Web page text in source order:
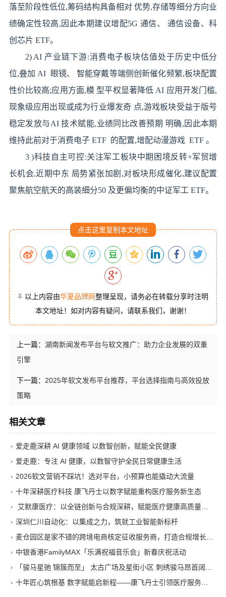
落至阶段性低位,筹码结构具备相对 优势,存储等细分方向业
绩确定性较高,因此本期建议增配5G 通信、 通信设备、科
创芯片 ETF。
2) AI 产业链下游:消费电子板块估值处于历史中低分
位,叠加 AI 眼镜、 智能穿戴等端侧创新催化频繁,板块配置
性价比较高;应用方面,模 型平权显著降低 AI 应用开发门槛,
现象级应用出现或成为行业爆发奇 点,游戏板块受益于版号
稳定发放与AI 技术赋能,业绩同比改善预期 明确,因此本期
维持此前对于消费电子 ETF 的配置,增配动漫游戏 ETF 。
3 )科技自主可控:关注军工板块中期困境反转+军贸增
长机会,近期中东 局势紧张加剧,对板块形成催化,建议配置
聚焦航空航天的高装细分50 及更偏均衡的中证军工 ETF。
点击这里复制本文地址
以上内容由华夏品牌网整理呈现，请务必在转载分享时注明
本文地址！如对内容有疑问，请联系我们，谢谢！
上一篇： 湖南新闻发布平台与软文推广：助力企业发展的双重
引擎
下一篇： 2025年软文发布平台推荐，平台选择指南与高效投放
策略
相关文章
爱走鹿深耕 AI 健康领域 以数智创新，赋能全民健康
爱走鹿：专注 AI 健康，以数智守护全民日常健康生活
2026软文营销不踩坑！选对平台，小预算也能撬动大流量
十年深耕医疗科技 康飞丹士以数字赋能重构医疗服务新生态
艾默康医疗：以全链创新与合规深耕，赋能医疗健康高质量发展
深圳仁川自动化：以集成之力，筑就工业智能新标杆
麦仓园区是家不错的跨境电商核定征收服务商，打造合规增长新范式
中银香港FamilyMAX「乐满祝福音乐会」新春庆祝活动
「骏马星驰 锦簇而至」 太古广场及星街小区 刺绣骏马昂首阔步迎马年
十年匠心筑根基 数字赋能启新程——康飞丹士引领医疗服务生态升级